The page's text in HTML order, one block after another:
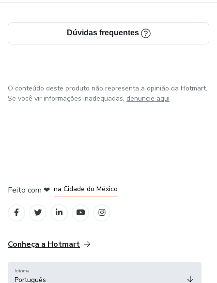
Dúvidas frequentes
O conteúdo deste produto não representa a opinião da Hotmart.
Se você vir informações inadequadas, denuncie aqui
Feito com ❤ na Cidade do México
Conheça a Hotmart
Idioma
Português